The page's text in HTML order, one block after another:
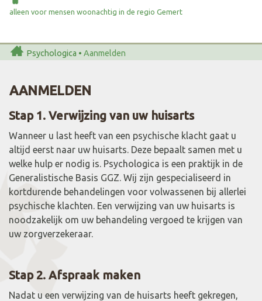
alleen voor mensen woonachtig in de regio Gemert
Psychologica • Aanmelden
AANMELDEN
Stap 1. Verwijzing van uw huisarts
Wanneer u last heeft van een psychische klacht gaat u
altijd eerst naar uw huisarts. Deze bepaalt samen met u
welke hulp er nodig is. Psychologica is een praktijk in de
Generalistische Basis GGZ. Wij zijn gespecialiseerd in
kortdurende behandelingen voor volwassenen bij allerlei
psychische klachten. Een verwijzing van uw huisarts is
noodzakelijk om uw behandeling vergoed te krijgen van
uw zorgverzekeraar.
Stap 2. Afspraak maken
Nadat u een verwijzing van de huisarts heeft gekregen,